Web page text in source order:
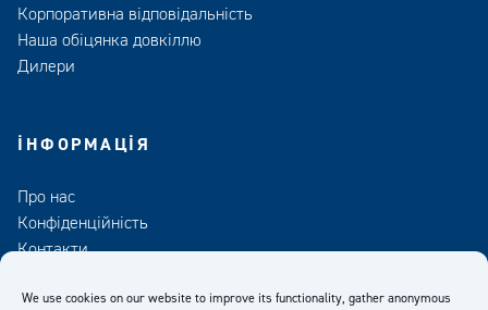
We use cookies on our website to improve its functionality, gather anonymous
Корпоративна відповідальність
Наша обіцянка довкіллю
Дилери
ІНФОРМАЦІЯ
Про нас
Конфіденційність
Контакти